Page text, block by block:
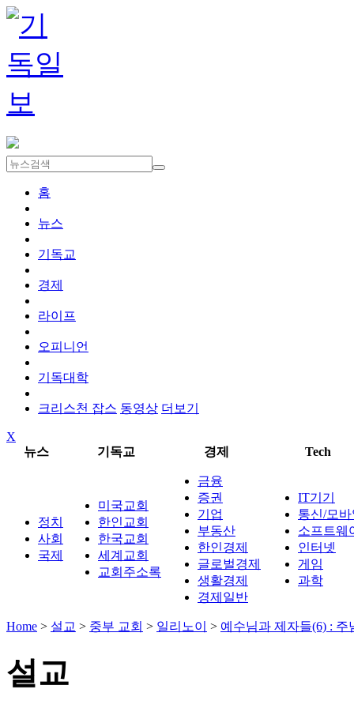
홈
뉴스
기독교
경제
라이프
오피니언
기독대학
크리스천 잡스 동영상 더보기
X
뉴스
기독교 경제 Tech
정치
사회
국제
미국교회
한인교회
한국교회
세계교회
교회주소록
금융
증권
기업
부동산
한인경제
글로벌경제
생활경제
경제일반
IT기기
통신/모
소프트웨
인터넷
게임
과학
Home > 설교 > 중부 교회 > 일리노이 > 예수님과 제자들(6) : 주
설교